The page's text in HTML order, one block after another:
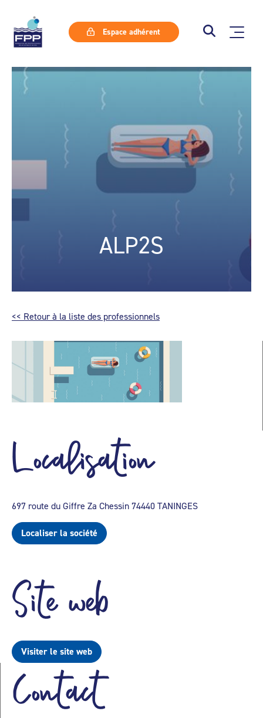
Espace adhérent
ALP2S
<< Retour à la liste des professionnels
Localisation
697 route du Giffre Za Chessin 74440 TANINGES
Localiser la société
Site web
Visiter le site web
Contact